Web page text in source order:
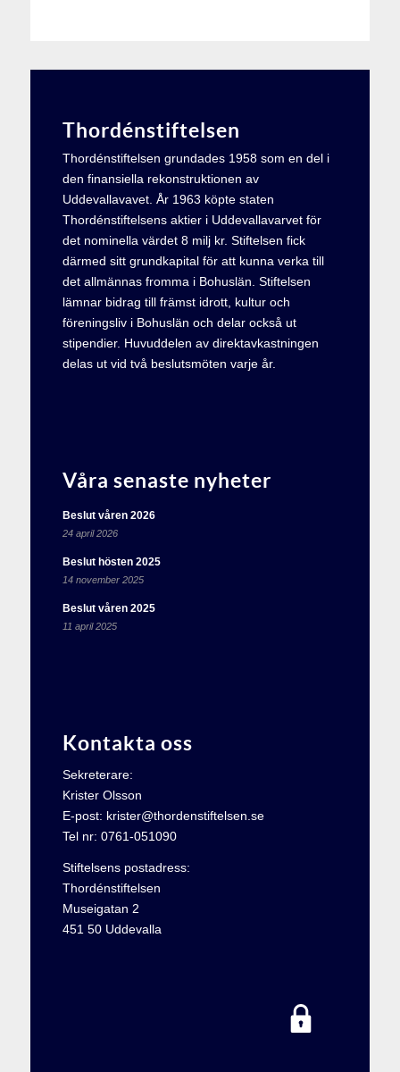
Thordénstiftelsen
Thordénstiftelsen grundades 1958 som en del i
den finansiella rekonstruktionen av
Uddevallavavet. År 1963 köpte staten
Thordénstiftelsens aktier i Uddevallavarvet för
det nominella värdet 8 milj kr. Stiftelsen fick
därmed sitt grundkapital för att kunna verka till
det allmännas fromma i Bohuslän. Stiftelsen
lämnar bidrag till främst idrott, kultur och
föreningsliv i Bohuslän och delar också ut
stipendier. Huvuddelen av direktavkastningen
delas ut vid två beslutsmöten varje år.
Våra senaste nyheter
Beslut våren 2026
24 april 2026
Beslut hösten 2025
14 november 2025
Beslut våren 2025
11 april 2025
Kontakta oss
Sekreterare:
Krister Olsson
E-post: krister@thordenstiftelsen.se
Tel nr: 0761-051090
Stiftelsens postadress:
Thordénstiftelsen
Museigatan 2
451 50 Uddevalla